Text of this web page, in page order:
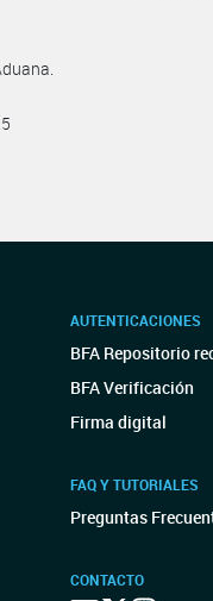
AUTENTICACIONES
BFA Repositorio
BFA Verificación
Firma digital
FAQ Y TUTORIALES
Preguntas
CONTACTO